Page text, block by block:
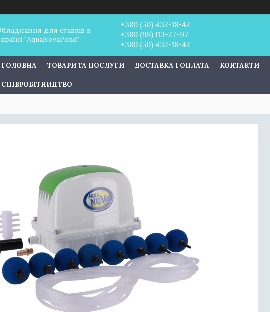
для ставків в
"AquaNovaPond"
+380 (50) 432-18-42
+380 (98) 113-27-97
+380 (50) 432-18-42
ГОЛОВНА ТОВАРИ ТА ПОСЛУГИ ДОСТАВКА І ОПЛАТА КОНТАКТИ
СПІВРОБІТНИЦТВО